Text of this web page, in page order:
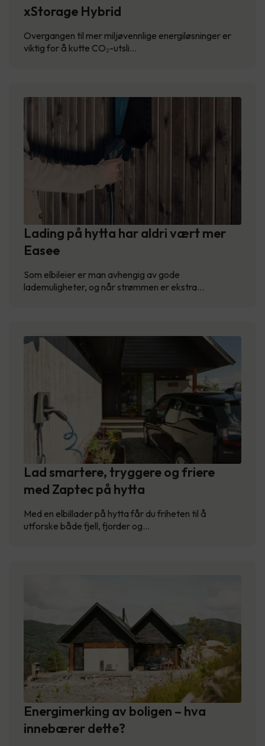
xStorage Hybrid
Overgangen til mer miljøvennlige energiløsninger er
viktig for å kutte CO₂-utsli…
Lading på hytta har aldri vært mer
Easee
Som elbileier er man avhengig av gode
lademuligheter, og når strømmen er ekstra…
Lad smartere, tryggere og friere
med Zaptec på hytta
Med en elbillader på hytta får du friheten til å
utforske både fjell, fjorder og…
Energimerking av boligen – hva
innebærer dette?